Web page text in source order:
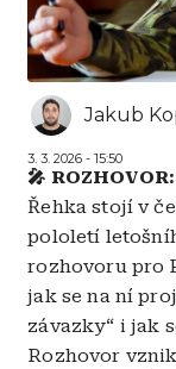
Jakub
3. 3. 2026 - 15:50
🎤 ROZHOVOR:
Řehka stojí v
pololetí
rozhovoru pro
jak se na ní
závazky“ i jak
Rozhovor